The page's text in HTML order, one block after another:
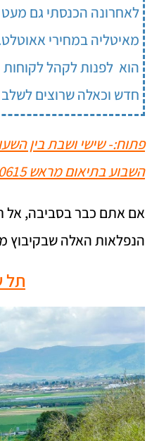
לאחרונה הכנסתי גם
מאיטליה במחירי
הוא לפנות לקהל
חדש וכאלה שרוצים
השבוע בתיאום מראש 052-7950615 גילת.
אם אתם כבר בסביבה, אל
הנפלאות האלה שבקיבוץ
תל